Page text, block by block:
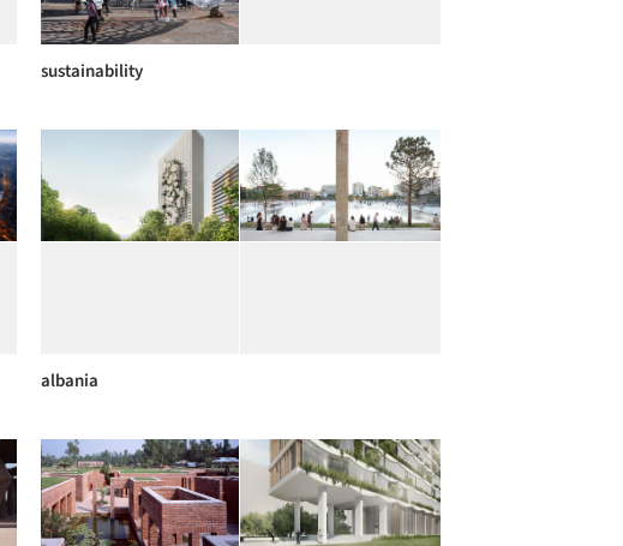
sustainability
albania